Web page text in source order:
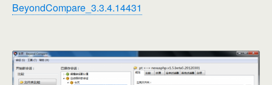
BeyondCompare_3.3.4.14431